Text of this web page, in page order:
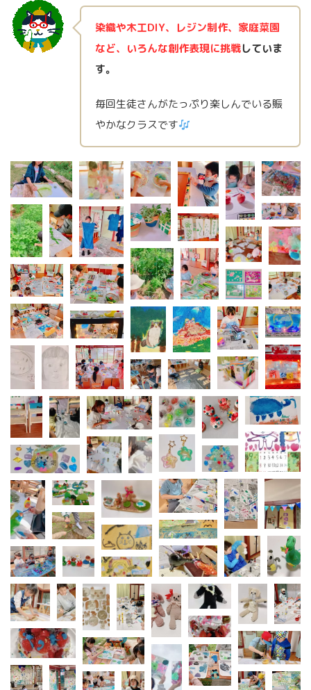
染織や木工DIY、レジン制作、家庭菜園
など、いろんな創作表現に挑戦していま
す。
毎回生徒さんがたっぷり楽しんでいる賑
やかなクラスです